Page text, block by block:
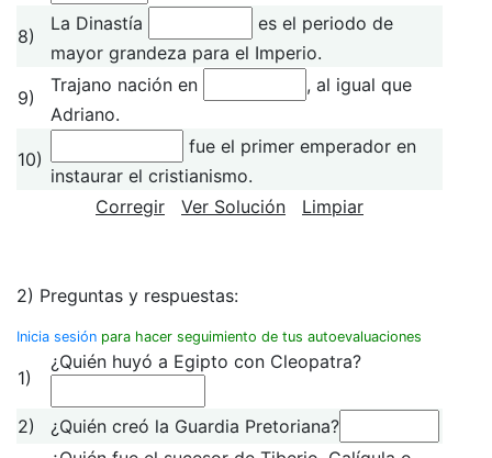
8)
La Dinastía
es el periodo de
mayor grandeza para el Imperio.
9)
Trajano nación en
, al igual que
Adriano.
10)
fue el primer emperador en
instaurar el cristianismo.
Corregir
Ver Solución Limpiar
2) Preguntas y respuestas:
Inicia sesión para hacer seguimiento de tus autoevaluaciones
1)
¿Quién huyó a Egipto con Cleopatra?
2) ¿Quién creó la Guardia Pretoriana?